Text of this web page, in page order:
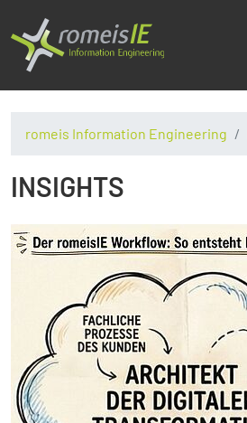
romeis Information Engineering
INSIGHTS